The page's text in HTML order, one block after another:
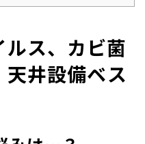
ス、カビ菌
井設備ベス